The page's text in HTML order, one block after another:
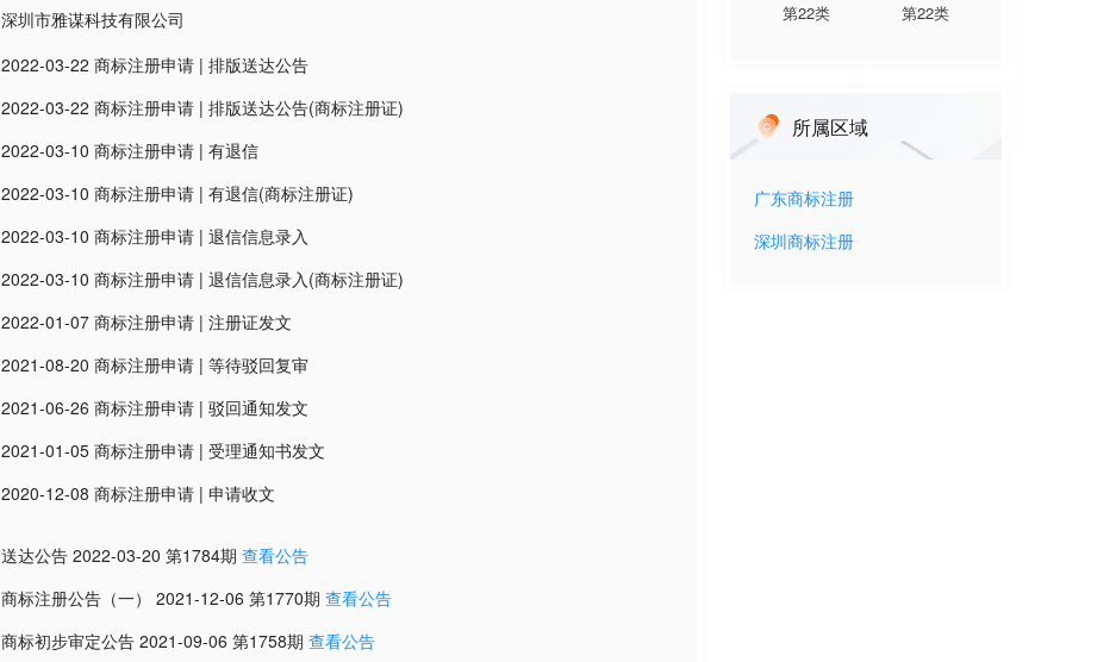
深圳市雅谋科技有限公司
2022-03-22 商标注册申请 | 排版送达公告
2022-03-22 商标注册申请 | 排版送达公告(商标注册证)
2022-03-10 商标注册申请 | 有退信
2022-03-10 商标注册申请 | 有退信(商标注册证)
2022-03-10 商标注册申请 | 退信信息录入
2022-03-10 商标注册申请 | 退信信息录入(商标注册证)
2022-01-07 商标注册申请 | 注册证发文
2021-08-20 商标注册申请 | 等待驳回复审
2021-06-26 商标注册申请 | 驳回通知发文
2021-01-05 商标注册申请 | 受理通知书发文
2020-12-08 商标注册申请 | 申请收文
送达公告 2022-03-20 第1784期 查看公告
商标注册公告（一）
2021-12-06 第1770期 查看公告
商标初步审定公告 2021-09-06 第1758期 查看公告
第22类 第22类
所属区域
广东商标注册
深圳 商标注册